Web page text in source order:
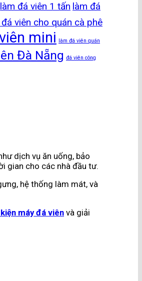
làm đá viên 1 tấn làm đá
viên cho quán cà phê
mini làm đá viên quán
Đà Nẵng đá viên công
dịch vụ ăn uống, bảo
gian cho các nhà đầu tư​​.
hệ thống làm mát, và
máy đá viên và giải